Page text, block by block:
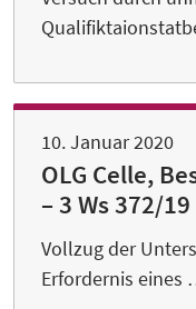
10. Januar 2020
OLG Celle,
– 3 Ws 372/19
Vollzug der
Erfordernis eines